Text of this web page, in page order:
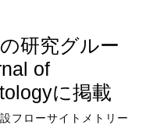
研究グルー
of
に掲載
フローサイトメトリー